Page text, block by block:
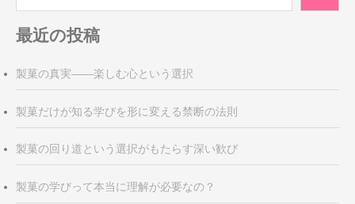
ョ
ン
最近の投稿
製菓の真実――楽しむ心という選択
製菓だけが知る学びを形に変える禁断の法則
製菓の回り道という選択がもたらす深い歓び
製菓の学びって本当に理解が必要なの？